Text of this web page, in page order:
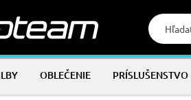
OBLEČENIE PRÍSLUŠENSTVO